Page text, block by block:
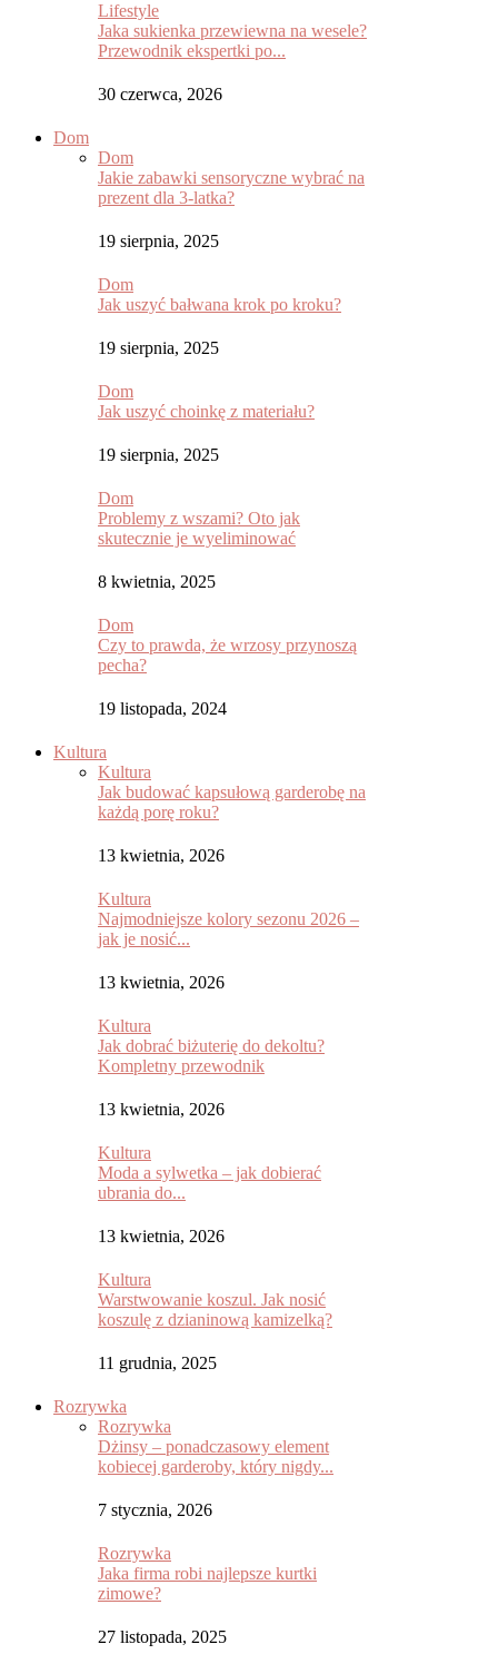
Lifestyle
Jaka sukienka przewiewna na wesele?
Przewodnik ekspertki po...
30 czerwca, 2026
Dom
Dom
Jakie zabawki sensoryczne wybrać na
prezent dla 3-latka?
19 sierpnia, 2025
Dom
Jak uszyć bałwana krok po kroku?
19 sierpnia, 2025
Dom
Jak uszyć choinkę z materiału?
19 sierpnia, 2025
Dom
Problemy z wszami? Oto jak
skutecznie je wyeliminować
8 kwietnia, 2025
Dom
Czy to prawda, że wrzosy przynoszą
pecha?
19 listopada, 2024
Kultura
Kultura
Jak budować kapsułową garderobę na
każdą porę roku?
13 kwietnia, 2026
Kultura
Najmodniejsze kolory sezonu 2026 –
jak je nosić...
13 kwietnia, 2026
Kultura
Jak dobrać biżuterię do dekoltu?
Kompletny przewodnik
13 kwietnia, 2026
Kultura
Moda a sylwetka – jak dobierać
ubrania do...
13 kwietnia, 2026
Kultura
Warstwowanie koszul. Jak nosić
koszulę z dzianinową kamizelką?
11 grudnia, 2025
Rozrywka
Rozrywka
Dżinsy – ponadczasowy element
kobiecej garderoby, który nigdy...
7 stycznia, 2026
Rozrywka
Jaka firma robi najlepsze kurtki
zimowe?
27 listopada, 2025